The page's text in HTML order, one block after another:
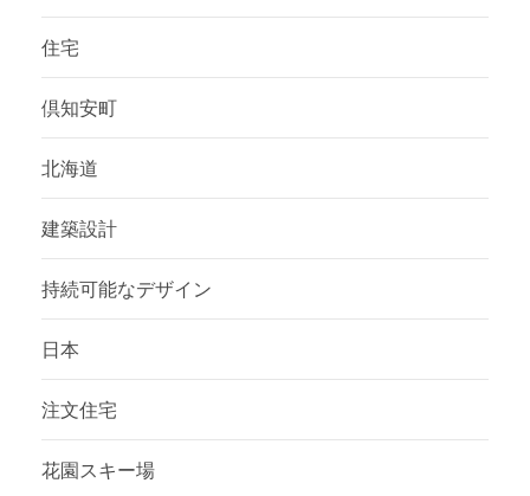
住宅
倶知安町
北海道
建築設計
持続可能なデザイン
日本
注文住宅
花園スキー場